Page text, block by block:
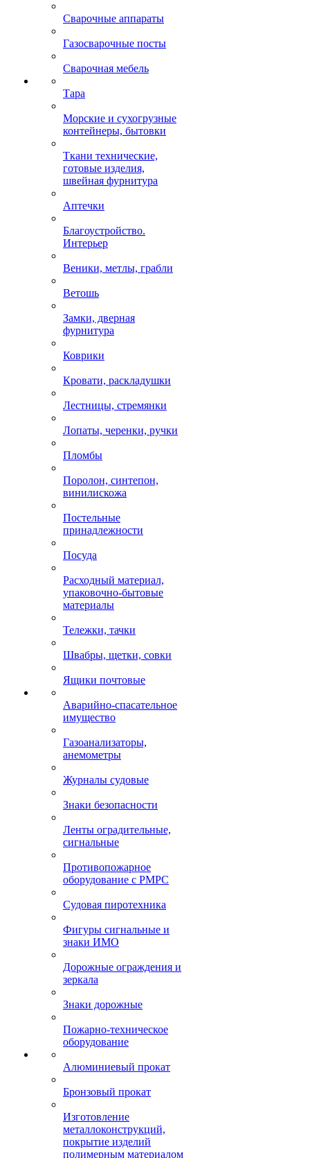
Сварочные аппараты
Газосварочные посты
Сварочная мебель
Тара
Морские и сухогрузные
контейнеры, бытовки
Ткани технические,
готовые изделия,
швейная фурнитура
Аптечки
Благоустройство.
Интерьер
Веники, метлы, грабли
Ветошь
Замки, дверная
фурнитура
Коврики
Кровати, раскладушки
Лестницы, стремянки
Лопаты, черенки, ручки
Пломбы
Поролон, синтепон,
винилискожа
Постельные
принадлежности
Посуда
Расходный материал,
упаковочно-бытовые
материалы
Тележки, тачки
Швабры, щетки, совки
Ящики почтовые
Аварийно-спасательное
имущество
Газоанализаторы,
анемометры
Журналы судовые
Знаки безопасности
Ленты оградительные,
сигнальные
Противопожарное
оборудование с РМРС
Судовая пиротехника
Фигуры сигнальные и
знаки ИМО
Дорожные ограждения и
зеркала
Знаки дорожные
Пожарно-техническое
оборудование
Алюминиевый прокат
Бронзовый прокат
Изготовление
металлоконструкций,
покрытие изделий
полимерным материалом